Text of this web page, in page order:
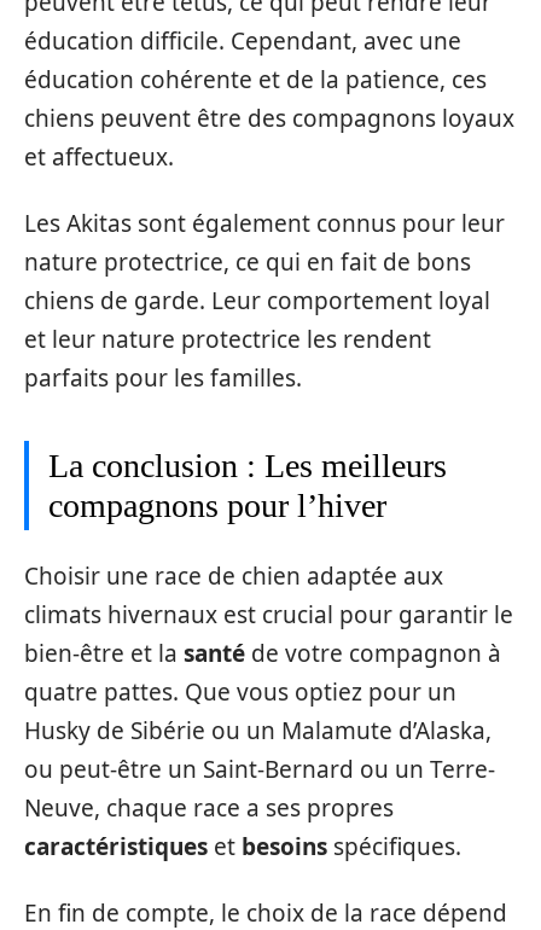
éducation difficile. Cependant, avec une
éducation cohérente et de la patience, ces
chiens peuvent être des compagnons loyaux
et affectueux.
Les Akitas sont également connus pour leur
nature protectrice, ce qui en fait de bons
chiens de garde. Leur comportement loyal
et leur nature protectrice les rendent
parfaits pour les familles.
La conclusion : Les meilleurs
compagnons pour l’hiver
Choisir une race de chien adaptée aux
climats hivernaux est crucial pour garantir le
bien-être et la santé de votre compagnon à
quatre pattes. Que vous optiez pour un
Husky de Sibérie ou un Malamute d’Alaska,
ou peut-être un Saint-Bernard ou un Terre-
Neuve, chaque race a ses propres
caractéristiques et besoins spécifiques.
En fin de compte, le choix de la race dépend